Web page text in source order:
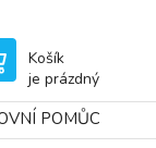
Košík
je prázdný
POMŮCKY